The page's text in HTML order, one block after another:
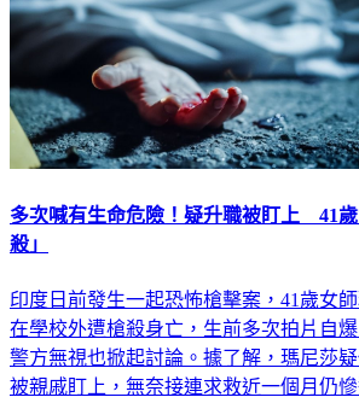
多次喊有生命危險！疑升職被盯上 41
殺」
印度日前發生一起恐怖槍擊案，41歲女師
在學校外遭槍殺身亡，生前多次拍片自
警方無視也掀起討論。據了解，瑪尼莎
被親戚盯上，無奈接連求救近一個月仍慘